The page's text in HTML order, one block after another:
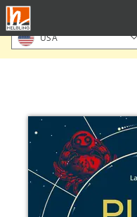
Direkt
zum
Inhalt
Bitte Standort bestätigen
USA